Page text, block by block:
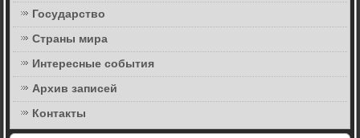
Государство
Страны мира
Интересные события
Архив записей
Контакты